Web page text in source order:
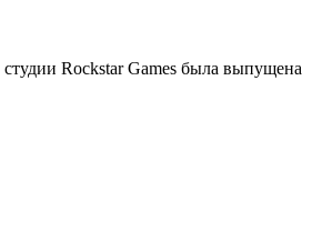
Rockstar Games была выпущена